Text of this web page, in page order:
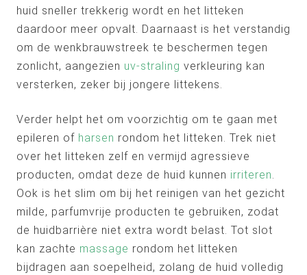
huid sneller trekkerig wordt en het litteken
daardoor meer opvalt. Daarnaast is het verstandig
om de wenkbrauwstreek te beschermen tegen
zonlicht, aangezien uv-straling verkleuring kan
versterken, zeker bij jongere littekens.
Verder helpt het om voorzichtig om te gaan met
epileren of harsen rondom het litteken. Trek niet
over het litteken zelf en vermijd agressieve
producten, omdat deze de huid kunnen irriteren.
Ook is het slim om bij het reinigen van het gezicht
milde, parfumvrije producten te gebruiken, zodat
de huidbarrière niet extra wordt belast. Tot slot
kan zachte massage rondom het litteken
bijdragen aan soepelheid, zolang de huid volledig